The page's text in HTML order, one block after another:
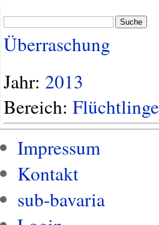
Suche
Überraschung
Jahr: 2013
Bereich: Flüchtlinge
Impressum
Kontakt
sub-bavaria